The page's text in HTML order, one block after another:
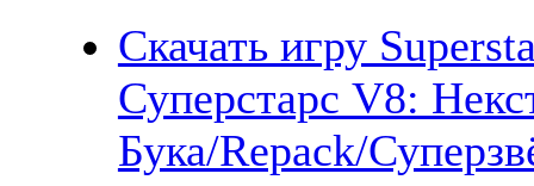
Скачать игру
Суперстарс V8:
Бука/Repack/